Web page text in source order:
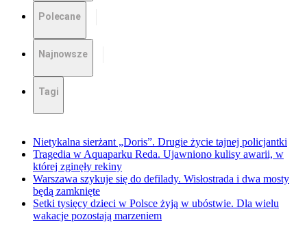
Polecane
Najnowsze
Tagi
Nietykalna sierżant „Doris”. Drugie życie tajnej policjantki
Tragedia w Aquaparku Reda. Ujawniono kulisy awarii, w
której zginęły rekiny
Warszawa szykuje się do defilady. Wisłostrada i dwa mosty
będą zamknięte
Setki tysięcy dzieci w Polsce żyją w ubóstwie. Dla wielu
wakacje pozostają marzeniem